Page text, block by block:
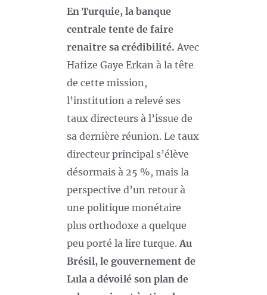
En Turquie, la banque
centrale tente de faire
renaitre sa crédibilité. Avec
Hafize Gaye Erkan à la tête
de cette mission,
l’institution a relevé ses
taux directeurs à l’issue de
sa dernière réunion. Le taux
directeur principal s’élève
désormais à 25 %, mais la
perspective d’un retour à
une politique monétaire
plus orthodoxe a quelque
peu porté la lire turque.Au
Brésil, le gouvernement de
Lula a dévoilé son plan de